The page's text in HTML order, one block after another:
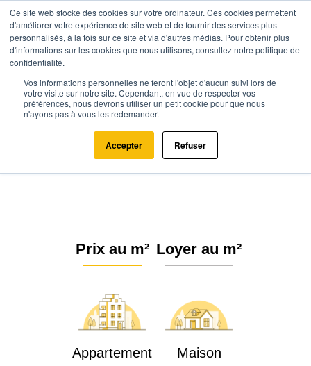
Ce site web stocke des cookies sur votre ordinateur. Ces cookies permettent
d'améliorer votre expérience de site web et de fournir des services plus
personnalisés, à la fois sur ce site et via d'autres médias. Pour obtenir plus
d'informations sur les cookies que nous utilisons, consultez notre politique de
confidentialité.
Vos informations personnelles ne feront l'objet d'aucun suivi lors de
votre visite sur notre site. Cependant, en vue de respecter vos
préférences, nous devrons utiliser un petit cookie pour que nous
n'ayons pas à vous les redemander.
Accepter Refuser
Agence.immo Prix immobilier Nouvelle-Aquitaine
Charente-Maritime Luchat (17600)
Estimation immobilière à Luchat :
Prix m² 2026
Prix au m²
Appartement
Loyer au m²
Maison